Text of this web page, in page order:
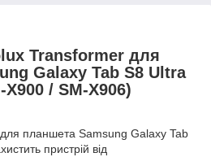
Transformer для
Galaxy Tab S8 Ultra
X900 / SM-X906)
для планшета Samsung Galaxy Tab
пристрій від